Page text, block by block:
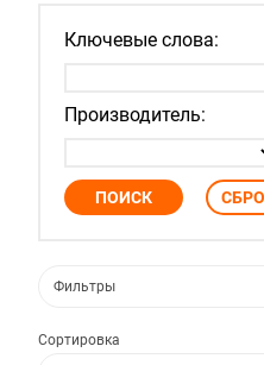
Ключевые слова:
Производитель:
Фильтры
Сортировка